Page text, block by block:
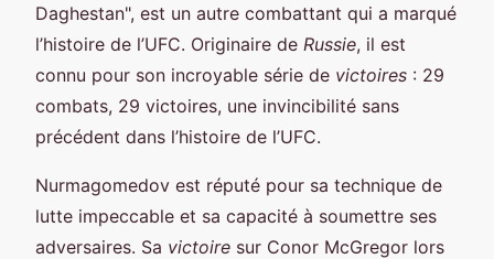
Daghestan", est un autre combattant qui a marqué
l’histoire de l’UFC. Originaire de Russie, il est
connu pour son incroyable série de victoires : 29
combats, 29 victoires, une invincibilité sans
précédent dans l’histoire de l’UFC.
Nurmagomedov est réputé pour sa technique de
lutte impeccable et sa capacité à soumettre ses
adversaires. Sa victoire sur Conor McGregor lors